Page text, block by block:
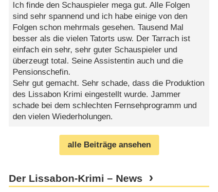
Ich finde den Schauspieler mega gut. Alle Folgen
sind sehr spannend und ich habe einige von den
Folgen schon mehrmals gesehen. Tausend Mal
besser als die vielen Tatorts usw. Der Tarrach ist
einfach ein sehr, sehr guter Schauspieler und
überzeugt total. Seine Assistentin auch und die
Pensionschefin.
Sehr gut gemacht. Sehr schade, dass die Produktion
des Lissabon Krimi eingestellt wurde. Jammer
schade bei dem schlechten Fernsehprogramm und
den vielen Wiederholungen.
alle Beiträge ansehen
Der Lissabon-Krimi – News